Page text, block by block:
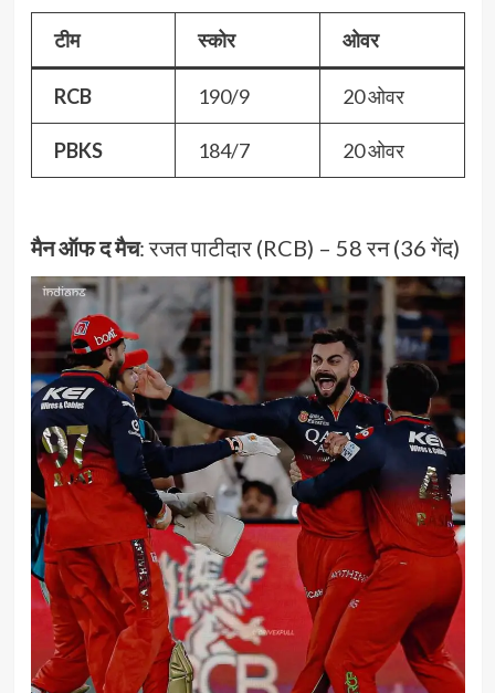
टीम स्कोर ओवर
RCB 190/9 20 ओवर
PBKS 184/7 20 ओवर
मैन ऑफ द मैच: रजत पाटीदार (RCB) – 58 रन (36 गेंद)